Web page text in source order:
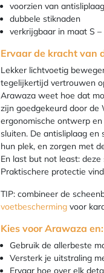
voorzien van
dubbele stiknaden
verkrijgbaar in maat S
Ervaar de kracht van
Lekker lichtvoetig
tegelijkertijd vertrouwen
Arawaza weet hoe dat
zijn goedgekeurd door de
ergonomische ontwerp
sluiten. De antisliplaag
hun plek, en zorgen met
En last but not least:
Praktischere protectie
TIP: combineer de
voetbescherming voor
Kies voor Arawaza en:
Gebruik de allerbeste
Versterk je uitstraling
Ervaar hoe over elk